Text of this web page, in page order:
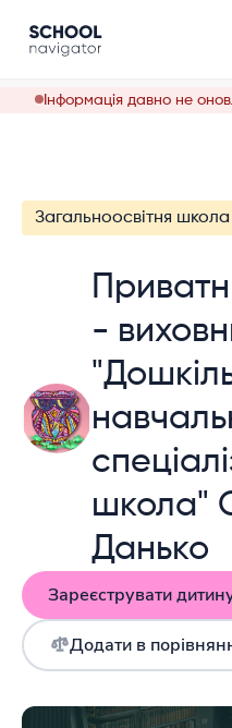
Інформація давно не
Загальноосвітня школа
-
школа"
Данько
Зареєструвати
Додати в